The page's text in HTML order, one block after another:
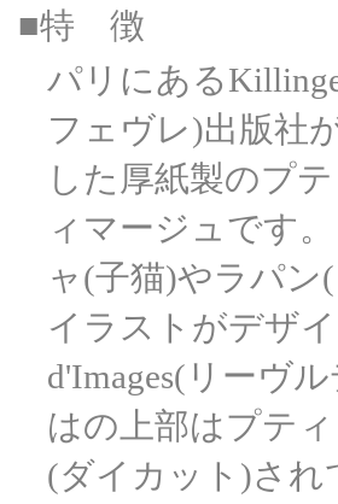
■特 徴
パリにある
フェヴレ)出版社
した厚紙製のプ
ィマージュです
ャ(子猫)やラパ
イラストがデザ
d'Images(リーヴ
はの上部はプテ
(ダイカット)され